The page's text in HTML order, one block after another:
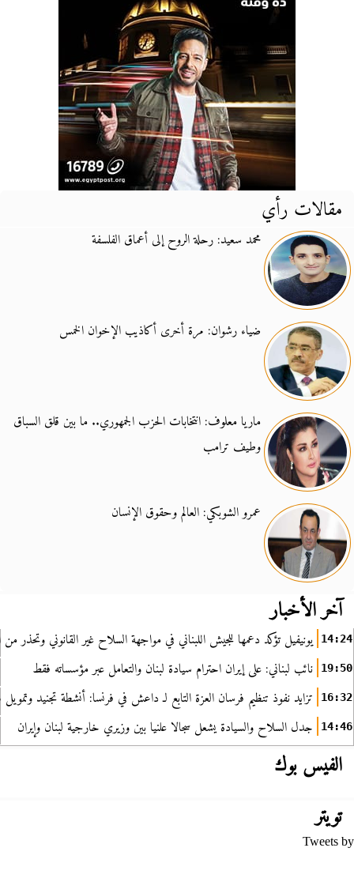
مقالات رأي
محمد سعيد: رحلة الروح إلى أعماق الفلسفة
ضياء رشوان: مرة أخرى أكاذيب الإخوان الخمس
ماريا معلوف: انتخابات الحزب الجمهوري.. ما بين قلق السباق
وطيف ترامب
عمرو الشوبكي: العالم وحقوق الإنسان
آخر الأخبار
14:24 يونيفيل تؤكد دعمها للجيش اللبناني في مواجهة السلاح غير القانوني وتحذر من
19:50 نائب لبناني: على إيران احترام سيادة لبنان والتعامل عبر مؤسساته فقط
16:32 تزايد نفوذ تنظيم فرسان العزة التابع لـ داعش في فرنسا: أنشطة تجنيد
14:46 جدل السلاح والسيادة يشعل سجالا علنيا بين وزيري خارجية لبنان وإيران
الفيس بوك
تويتر
Tweets by